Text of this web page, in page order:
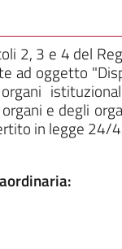
2, 3 e 4 del
oggetto
e degli
in legge 24/